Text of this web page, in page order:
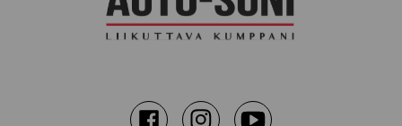
FacebookInstagramYoutube